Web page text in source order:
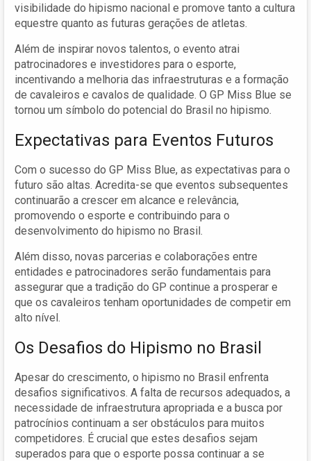
visibilidade do hipismo nacional e promove tanto a cultura
equestre quanto as futuras gerações de atletas.
Além de inspirar novos talentos, o evento atrai
patrocinadores e investidores para o esporte,
incentivando a melhoria das infraestruturas e a formação
de cavaleiros e cavalos de qualidade. O GP Miss Blue se
tornou um símbolo do potencial do Brasil no hipismo.
Expectativas para Eventos Futuros
Com o sucesso do GP Miss Blue, as expectativas para o
futuro são altas. Acredita-se que eventos subsequentes
continuarão a crescer em alcance e relevância,
promovendo o esporte e contribuindo para o
desenvolvimento do hipismo no Brasil.
Além disso, novas parcerias e colaborações entre
entidades e patrocinadores serão fundamentais para
assegurar que a tradição do GP continue a prosperar e
que os cavaleiros tenham oportunidades de competir em
alto nível.
Os Desafios do Hipismo no Brasil
Apesar do crescimento, o hipismo no Brasil enfrenta
desafios significativos. A falta de recursos adequados, a
necessidade de infraestrutura apropriada e a busca por
patrocínios continuam a ser obstáculos para muitos
competidores. É crucial que estes desafios sejam
superados para que o esporte possa continuar a se